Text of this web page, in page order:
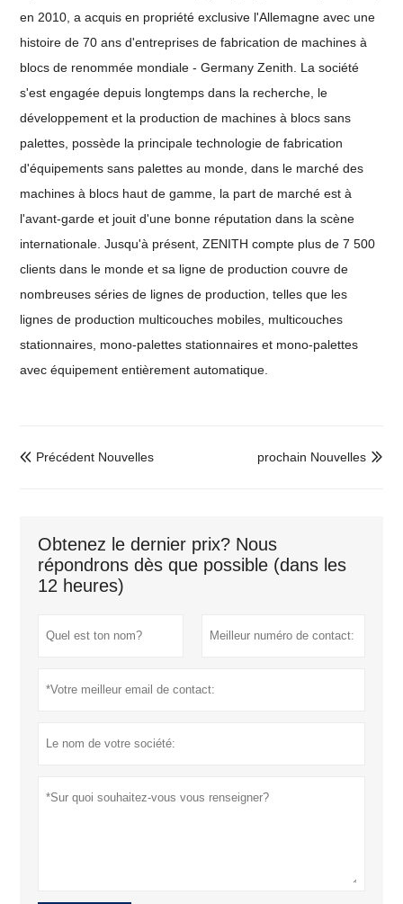
en 2010, a acquis en propriété exclusive l'Allemagne avec une
histoire de 70 ans d'entreprises de fabrication de machines à
blocs de renommée mondiale - Germany Zenith. La société
s'est engagée depuis longtemps dans la recherche, le
développement et la production de machines à blocs sans
palettes, possède la principale technologie de fabrication
d'équipements sans palettes au monde, dans le marché des
machines à blocs haut de gamme, la part de marché est à
l'avant-garde et jouit d'une bonne réputation dans la scène
internationale. Jusqu'à présent, ZENITH compte plus de 7 500
clients dans le monde et sa ligne de production couvre de
nombreuses séries de lignes de production, telles que les
lignes de production multicouches mobiles, multicouches
stationnaires, mono-palettes stationnaires et mono-palettes
avec équipement entièrement automatique.
 Précédent Nouvelles 
prochain Nouvelles
Obtenez le dernier prix? Nous
répondrons dès que possible (dans les
12 heures)